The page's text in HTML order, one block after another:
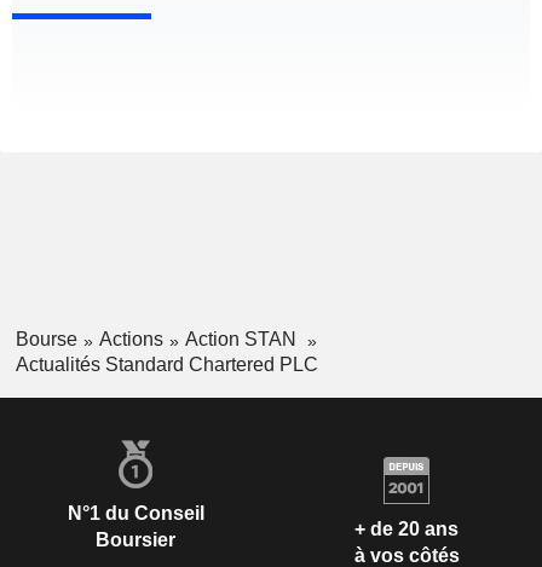
Bourse Actions
Action STAN
Actualités Standard Chartered PLC
N°1 du Conseil
Boursier
+ de 20 ans
à vos côtés